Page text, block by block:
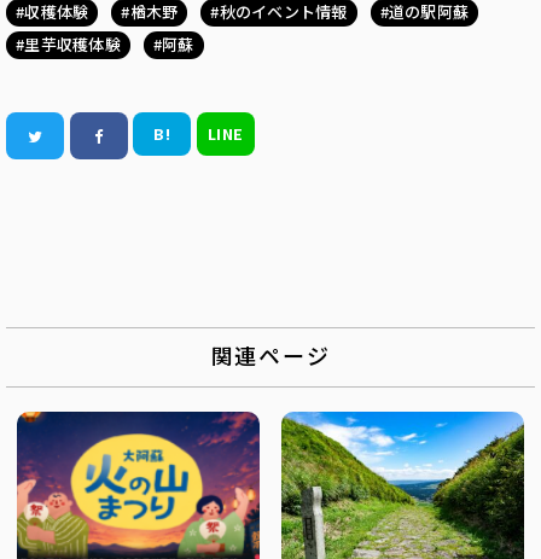
収穫体験
楢木野 秋のイベント情報
道の駅阿蘇
里芋収穫体験
阿蘇
B! LINE
関連ページ